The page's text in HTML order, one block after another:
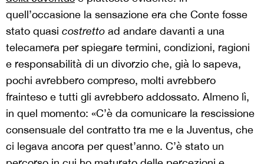
quell’occasione la sensazione era che Conte fosse
stato quasi costretto ad andare davanti a una
telecamera per spiegare termini, condizioni, ragioni
e responsabilità di un divorzio che, già lo sapeva,
pochi avrebbero compreso, molti avrebbero
frainteso e tutti gli avrebbero addossato. Almeno lì,
in quel momento: «C’è da comunicare la rescissione
consensuale del contratto tra me e la Juventus, che
ci legava ancora per quest’anno. C’è stato un